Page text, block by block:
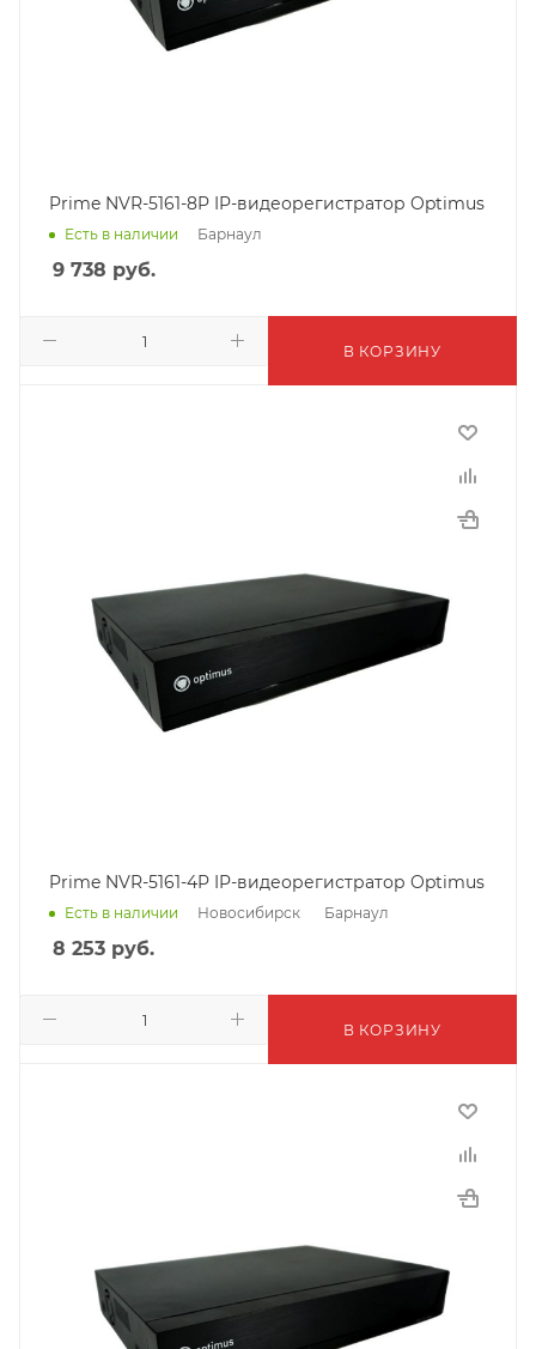
Prime NVR-5161-8P IP-видеорегистратор Optimus
Есть в наличии Барнаул
9 738 руб.
В КОРЗИНУ
Prime NVR-5161-4P IP-видеорегистратор Optimus
Есть в наличии Новосибирск Барнаул
8 253 руб.
В КОРЗИНУ